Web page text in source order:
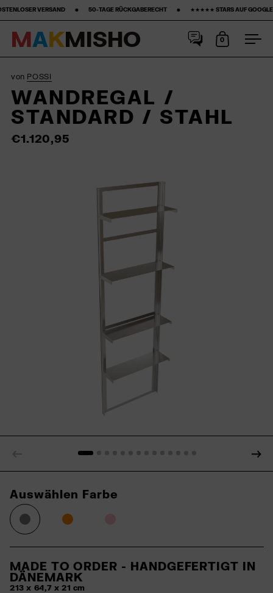
•‎ ‎ ‎ ‎ ‎ ‎ ‎ ‎ 50-TAGE RÜCKGABERECHT ‎ ‎ ‎ ‎ ‎ ‎ ‎ •‎ ‎ ‎ ‎ ‎ ‎ ‎ ‎ ★★★★★ STARS AUF GOOGLE ‎ ‎ ‎ ‎ ‎ ‎ ‎ •‎ ‎ ‎ ‎ ‎ ‎ ‎ ‎15%
MAKMISHO Warenkorb
0
von POSSI
WANDREGAL /
STANDARD / STAHL
€1.120,95
Auswählen Farbe
MADE TO ORDER - HANDGEFERTIGT IN
DÄNEMARK
213 x 64,7 x 21 cm